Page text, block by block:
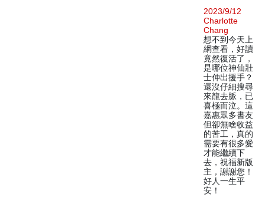
2023/9/12
Charlotte
Chang
想不到今天上
網查看，好讀
竟然復活了，
是哪位神仙壯
士伸出援手？
還沒仔細搜尋
來龍去脈，已
喜極而泣。這
嘉惠眾多書友
但卻無啥收益
的苦工，真的
需要有很多愛
才能繼續下
去，祝福新版
主，謝謝您！
好人一生平
安！